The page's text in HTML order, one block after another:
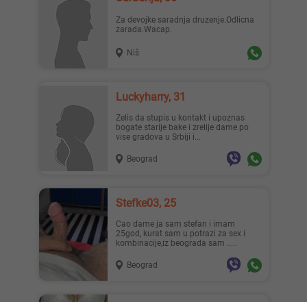
Za devojke saradnja druzenje.Odlicna
zarada.Wacap.
Niš
Luckyharry, 31
Zelis da stupis u kontakt i upoznas
bogate starije bake i zrelije dame po
vise gradova u Srbiji i...
Beograd
Stefke03, 25
Cao dame ja sam stefan i imam
25god, kurat sam u potrazi za sex i
kombinacije,iz beograda sam .....
Beograd